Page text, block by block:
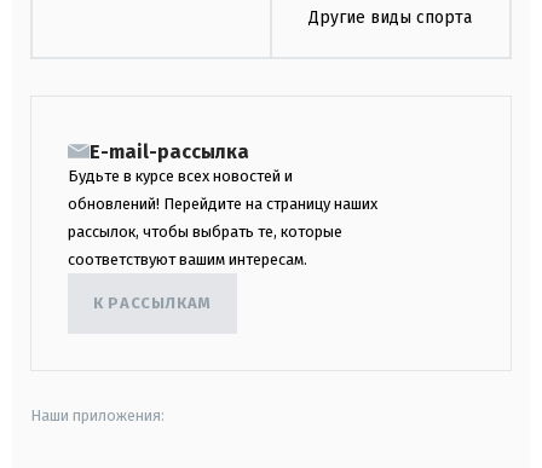
Другие виды спорта
E-mail-рассылка
Будьте в курсе всех новостей и
обновлений! Перейдите на страницу наших
рассылок, чтобы выбрать те, которые
соответствуют вашим интересам.
К РАССЫЛКАМ
Наши приложения: